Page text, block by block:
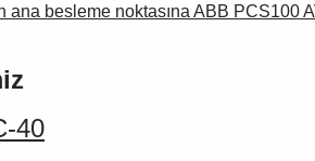
ana besleme noktasına ABB PCS100
40